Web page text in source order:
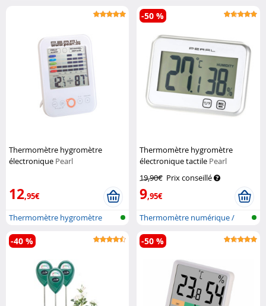
avec alarme...
Thermomètre hygromètre
électronique Pearl
12,95€
Thermomètre hygromètre
avec alarme...
Thermomètre hygromètre
électronique tactile Pearl
19,90€ Prix conseillé
9,95€
-50 %
Thermomètre numérique /
hygromètre
-40 % -50 %